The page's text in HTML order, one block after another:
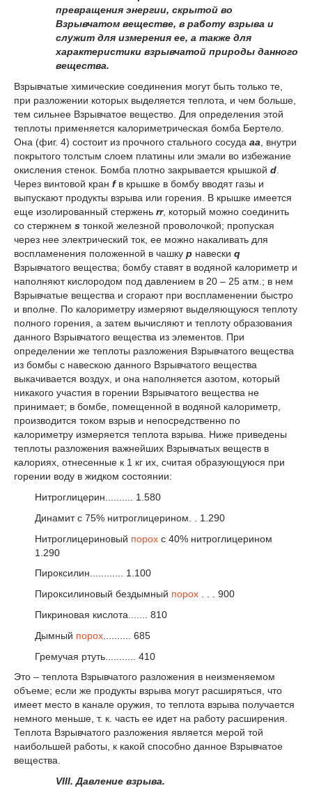
превращения энергии, скрытой во
Взрывчатом веществе, в работу взрыва и
служит для измерения ее, а также для
характеристики взрывчатой природы данного
вещества.
Взрывчатые химические соединения могут быть только те,
при разложении которых выделяется теплота, и чем больше,
тем сильнее Взрывчатое вещество. Для определения этой
теплоты применяется калориметрическая бомба Бертело.
Она (фиг. 4) состоит из прочного стального сосуда аа , внутри
покрытого толстым слоем платины или эмали во избежание
окисления стенок. Бомба плотно закрывается крышкой d
Через винтовой кран fв крышке в бомбу вводят газы и
выпускают продукты взрыва или горения. В крышке имеется
еще изолированный стержень rr, который можно соединить
со стержнем s тонкой железной проволочкой; пропуская
через нее электрический ток, ее можно накаливать для
воспламенения положенной в чашку р навески q
Взрывчатого вещества; бомбу ставят в водяной калориметр и
наполняют кислородом под давлением в 20 – 25 атм.; в нем
Взрывчатые вещества и сгорают при воспламенении быстро
и вполне. По калориметру измеряют выделяющуюся теплоту
полного горения, а затем вычисляют и теплоту образования
данного Взрывчатого вещества из элементов. При
определении же теплоты разложения Взрывчатого вещества
из бомбы с навескою данного Взрывчатого вещества
выкачивается воздух, и она наполняется азотом, который
никакого участия в горении Взрывчатого вещества не
принимает; в бомбе, помещенной в водяной калориметр,
производится током взрыв и непосредственно по
калориметру измеряется теплота взрыва. Ниже приведены
теплоты разложения важнейших Взрывчатых веществ в
калориях, отнесенные к 1 кг их, считая образующуюся при
горении воду в жидком состоянии:
Нитроглицерин.......... 1.580
Динамит с 75% нитроглицерином. . 1.290
Нитроглицериновый порох с 40% нитроглицерином
1.290
Пироксилин............ 1.100
Пироксилиновый бездымный порох . . . 900
Пикриновая кислота....... 810
Дымный порох .......... 685
Гремучая ртуть........... 410
Это – теплота Взрывчатого разложения в неизменяемом
объеме; если же продукты взрыва могут расширяться, что
имеет место в канале оружия, то теплота взрыва получается
немного меньше, т. к. часть ее идет на работу расширения.
Теплота Взрывчатого разложения является мерой той
наибольшей работы, к какой способно данное Взрывчатое
вещества.
VIII. Давление взрыва.